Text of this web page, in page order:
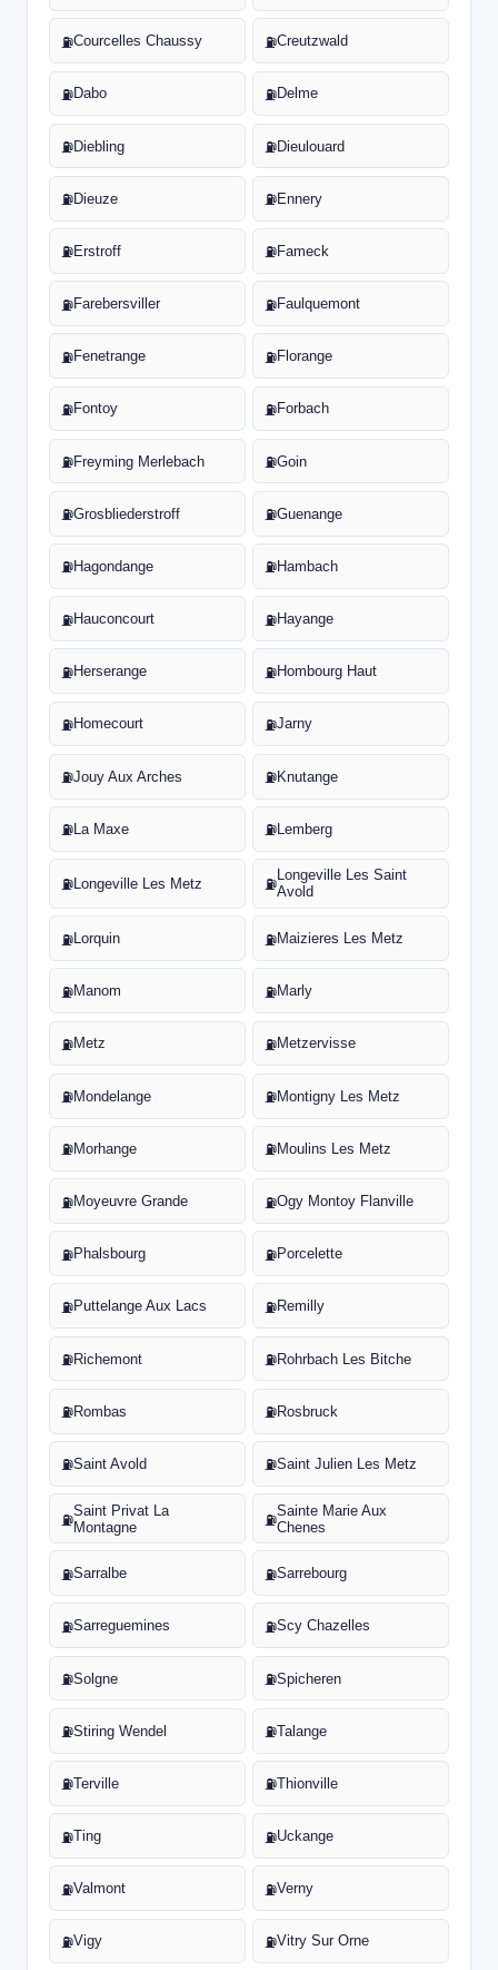
⛽Courcelles Chaussy ⛽Creutzwald
⛽Dabo ⛽Delme
⛽Diebling ⛽Dieulouard
⛽Dieuze ⛽Ennery
⛽Erstroff ⛽Fameck
⛽Farebersviller ⛽Faulquemont
⛽Fenetrange ⛽Florange
⛽Fontoy ⛽Forbach
⛽Freyming Merlebach ⛽Goin
⛽Grosbliederstroff ⛽Guenange
⛽Hagondange ⛽Hambach
⛽Hauconcourt ⛽Hayange
⛽Herserange ⛽Hombourg Haut
⛽Homecourt ⛽Jarny
⛽Jouy Aux Arches ⛽Knutange
⛽La Maxe ⛽Lemberg
⛽Longeville Les Metz ⛽
Longeville Les Saint
Avold
⛽Lorquin ⛽Maizieres Les Metz
⛽Manom ⛽Marly
⛽Metz ⛽Metzervisse
⛽Mondelange ⛽Montigny Les Metz
⛽Morhange ⛽Moulins Les Metz
⛽Moyeuvre Grande ⛽Ogy Montoy Flanville
⛽Phalsbourg ⛽Porcelette
⛽Puttelange Aux Lacs ⛽Remilly
⛽Richemont ⛽Rohrbach Les Bitche
⛽Rombas ⛽Rosbruck
⛽Saint Avold ⛽Saint Julien Les Metz
⛽
Saint Privat La
Montagne
⛽
Sainte Marie Aux
Chenes
⛽Sarralbe ⛽Sarrebourg
⛽Sarreguemines ⛽Scy Chazelles
⛽Solgne ⛽Spicheren
⛽Stiring Wendel ⛽Talange
⛽Terville ⛽Thionville
⛽Ting ⛽Uckange
⛽Valmont ⛽Verny
⛽Vigy ⛽Vitry Sur Orne